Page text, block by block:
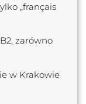
„français
zarówno
w Krakowie